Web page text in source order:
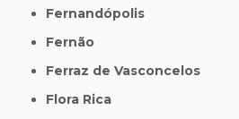
Fernandópolis
Fernão
Ferraz de Vasconcelos
Flora Rica